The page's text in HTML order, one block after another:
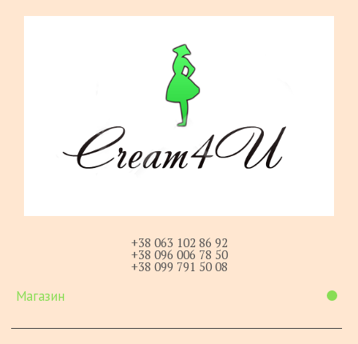
+38 063 102 86 92
+38 096 006 78 50
+38 099 791 50 08
Магазин